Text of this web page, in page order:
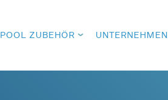
POOL ZUBEHÖR UNTERNEHMEN